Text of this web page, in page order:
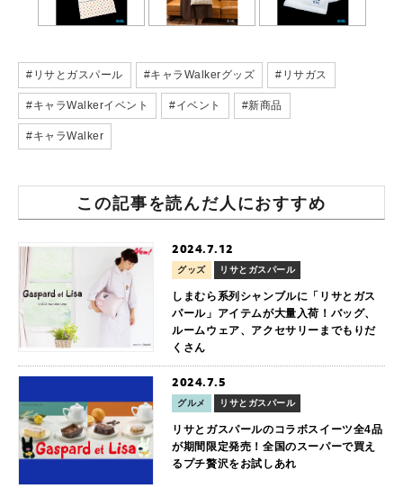
#リサとガスパール #キャラWalkerグッズ #リサガス
#キャラWalkerイベント #イベント #新商品
#キャラWalker
この記事を読んだ人におすすめ
2024.7.12
グッズ リサとガスパール
しまむら系列シャンブルに「リサとガス
パール」アイテムが大量入荷！バッグ、
ルームウェア、アクセサリーまでもりだ
くさん
2024.7.5
グルメ リサとガスパール
リサとガスパールのコラボスイーツ全4品
が期間限定発売！全国のスーパーで買え
るプチ贅沢をお試しあれ